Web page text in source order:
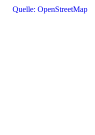
Quelle: OpenStreetMap